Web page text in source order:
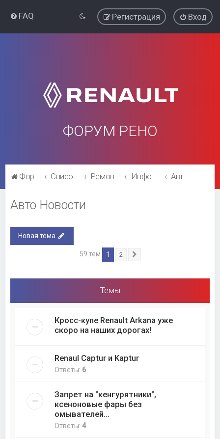
FAQ Вход
Регистрация
ФОРУМ РЕНО
Форум Рено Список форумов Ремонт и эксплуатация Информация Авто Новости
Авто Новости
Новая тема
59 тем 1 2
Темы
Кросс-купе Renault Arkana уже
скоро на наших дорогах!
Renaul Captur и Kaptur
Ответы: 6
Запрет на "кенгурятники",
ксеноновые фары без
омывателей...
Ответы:4